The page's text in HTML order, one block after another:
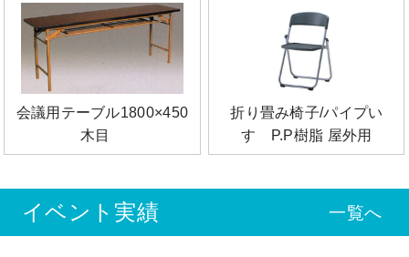
会議用テーブル1800×450
木目
折り畳み椅子/パイプい
す P.P樹脂 屋外用
イベント実績 一覧へ